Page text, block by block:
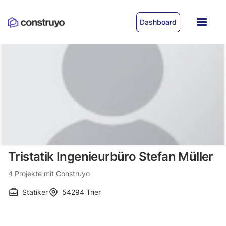
Dashboard
Tristatik Ingenieurbüro Stefan Müller
4 Projekte mit Construyo
Statiker 54294 Trier